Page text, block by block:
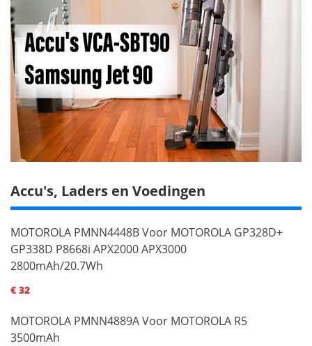
Accu's, Laders en Voedingen
MOTOROLA PMNN4448B Voor MOTOROLA GP328D+
GP338D P8668i APX2000 APX3000
2800mAh/20.7Wh
€ 32
MOTOROLA PMNN4889A Voor MOTOROLA R5
3500mAh